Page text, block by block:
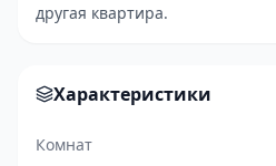
другая квартира.
Характеристики
Комнат